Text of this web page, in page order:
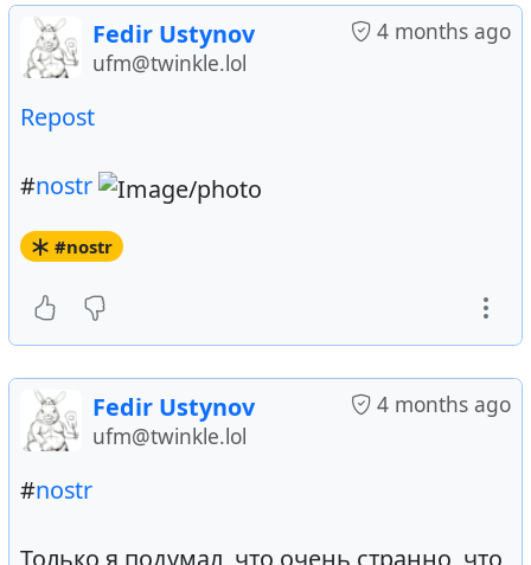
4 months ago
Fedir Ustynov
ufm@twinkle.lol
Repost
#nostr
#nostr
4 months ago
Fedir Ustynov
ufm@twinkle.lol
#nostr
Только я подумал, что очень странно, что